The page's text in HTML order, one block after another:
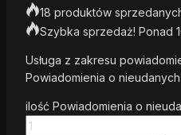
18 produktów
Szybka sprzedaż! Ponad
Usługa z zakresu
Powiadomienia o
ilość Powiadomienia o